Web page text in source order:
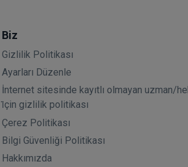
Biz
Gizlilik Politikası
Ayarları Düzenle
İnternet sitesinde kayıtlı olmayan uzman/
i̇çin gizlilik politikası
Çerez Politikası
Bilgi Güvenliği Politikası
Hakkımızda